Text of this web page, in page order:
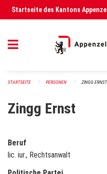
Navigation überspringen
Startseite des Kantons
STARTSEITE PERSONEN ZINGG ERNST
Zingg Ernst
Beruf
lic. iur., Rechtsanwalt